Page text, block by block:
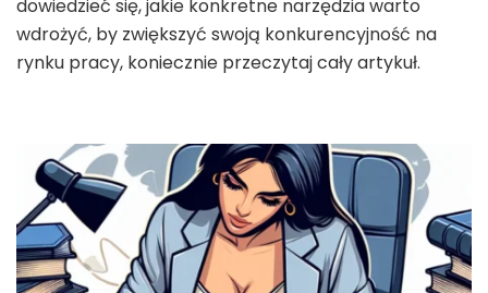
dowiedzieć się, jakie konkretne narzędzia warto
wdrożyć, by zwiększyć swoją konkurencyjność na
rynku pracy, koniecznie przeczytaj cały artykuł.